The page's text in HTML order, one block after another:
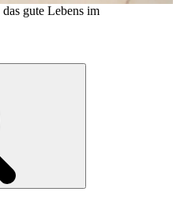
gute Lebens im